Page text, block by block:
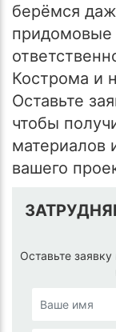
берёмся
придомовые
Кострома и
Оставьте
чтобы
материалов
вашего
Оставьте